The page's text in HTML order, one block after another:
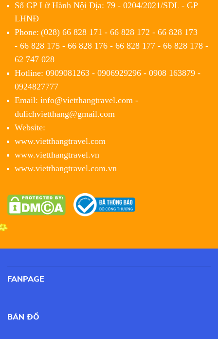
Số GP Lữ Hành Nội Địa: 79 - 0204/2021/SDL - GP
LHNĐ
Phone: (028) 66 828 171 - 66 828 172 - 66 828 173
- 66 828 175 - 66 828 176 - 66 828 177 - 66 828 178 -
62 747 028
Hotline: 0909081263 - 0906929296 - 0908 163879 -
0924827777
Email: info@vietthangtravel.com -
dulichvietthang@gmail.com
Website:
www.vietthangtravel.com
www.vietthangtravel.vn
www.vietthangtravel.com.vn
FANPAGE
BẢN ĐỒ